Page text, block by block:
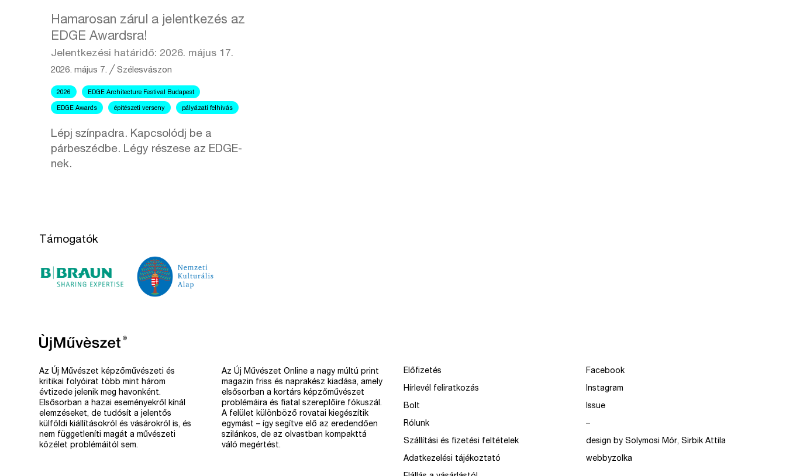
Hamarosan zárul a jelentkezés az
EDGE Awardsra!
Jelentkezési határidő: 2026. május 17.
2026. május 7. ╱Szélesvászon
2026 EDGE Architecture Festival Budapest
EDGE Awards építészeti verseny pályázati felhívás
Lépj színpadra. Kapcsolódj be a
párbeszédbe. Légy részese az EDGE-
nek.
Támogatók
Az Új Művészet képzőművészeti és
kritikai folyóirat több mint három
évtizede jelenik meg havonként.
Elsősorban a hazai eseményekről kínál
elemzéseket, de tudósít a jelentős
külföldi kiállításokról és vásárokról is, és
nem függetleníti magát a művészeti
közélet problémáitól sem.
Az Új Művészet Online a nagy múltú print
magazin friss és naprakész kiadása, amely
elsősorban a kortárs képzőművészet
problémáira és fiatal szereplőire fókuszál.
A felület különböző rovatai kiegészítik
egymást – így segítve elő az eredendően
szilánkos, de az olvastban kompakttá
váló megértést.
Előfizetés
Hírlevél feliratkozás
Bolt
Rólunk
Szállítási és fizetési feltételek
Adatkezelési tájékoztató
Facebook
Instagram
Issue
–
design by Solymosi Mór, Sirbik Attila
webbyzolka